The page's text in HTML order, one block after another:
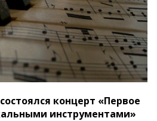
концерт «Первое
инструментами»